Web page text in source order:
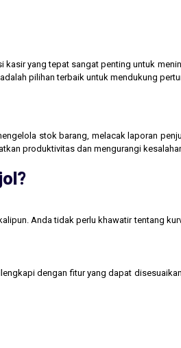
yang tepat sangat penting untuk
adalah pilihan terbaik untuk mendukung
stok barang, melacak laporan
produktivitas dan mengurangi
Anda tidak perlu khawatir tentang
dengan fitur yang dapat